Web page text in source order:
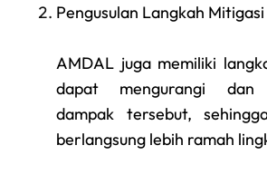
Pengusulan Langkah Mitigasi
AMDAL juga memiliki
dapat mengurangi dan
dampak tersebut,
berlangsung lebih ramah